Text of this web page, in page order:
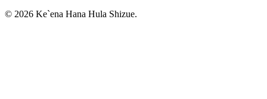
© 2026 Ke`ena Hana Hula Shizue.